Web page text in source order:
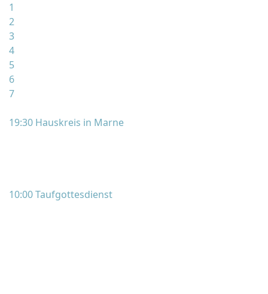
1
2
3
4
5
6
7
19:30 Hauskreis in Marne
10:00 Taufgottesdienst